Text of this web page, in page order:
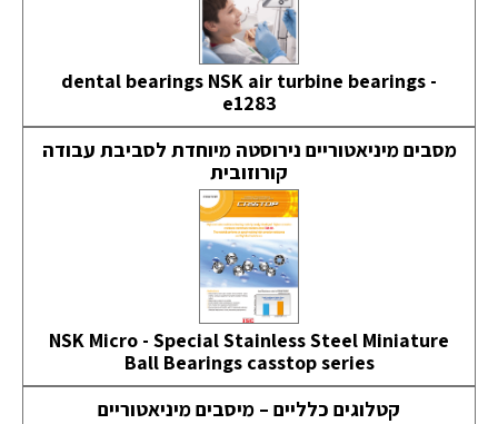
dental bearings NSK air turbine bearings -
e1283
מסבים מיניאטוריים נירוסטה מיוחדת לסביבת עבודה
קורוזובית
NSK Micro - Special Stainless Steel Miniature
Ball Bearings casstop series
קטלוגים כלליים – מיסבים מיניאטוריים